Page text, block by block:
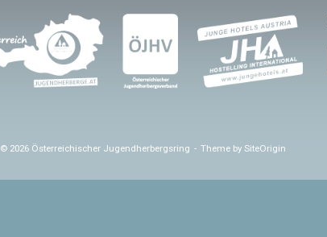
© 2026 Österreichischer Jugendherbergsring Theme by SiteOrigin